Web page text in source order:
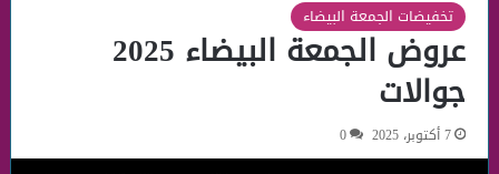
تخفيضات الجمعة البيضاء
عروض الجمعة البيضاء 2025
جوالات
7 أكتوبر، 2025 0